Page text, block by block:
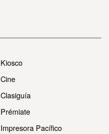
Kiosco
Cine
Clasiguía
Prémiate
Impresora Pacífico